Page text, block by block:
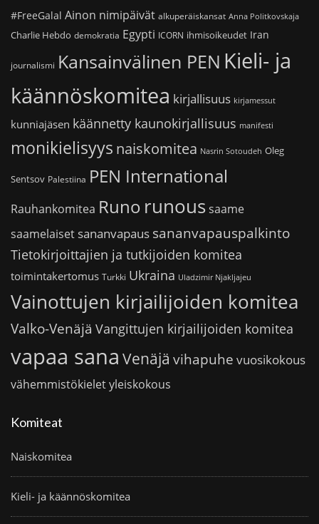
#FreeGalal Ainon nimipäivät alkuperäiskansat Anna Politkovskaja
Charlie Hebdo demokratia Egypti ICORN ihmisoikeudet Iran
journalismi Kansainvälinen PEN Kieli- ja
käännöskomitea kirjallisuus kirjamessut
kunniajäsen käännetty kaunokirjallisuus manifesti
monikielisyys naiskomitea Nasrin Sotoudeh Oleg
Sentsov Palestiina PEN International
Rauhankomitea Runo runoussaame
saamelaiset sananvapaus sananvapauspalkinto
Tietokirjoittajien ja tutkijoiden komitea
toimintakertomus Turkki Ukraina Uladzimir Njakljajeu
Vainottujen kirjailijoiden komitea
Valko-Venäjä Vangittujen kirjailijoiden komitea
vapaa sana Venäjä vihapuhe vuosikokous
vähemmistökieletyleiskokous
Komiteat
Naiskomitea
Kieli- ja käännöskomitea